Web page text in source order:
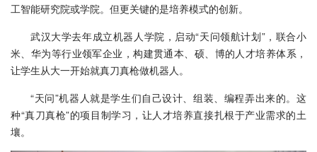
工智能研究院或学院。但更关键的是培养模式的创新。
武汉大学去年成立机器人学院，启动“天问领航计划”，联合小
米、华为等行业领军企业，构建贯通本、硕、博的人才培养体系，
让学生从大一开始就真刀真枪做机器人。
“天问”机器人就是学生们自己设计、组装、编程弄出来的。这
种“真刀真枪”的项目制学习，让人才培养直接扎根于产业需求的土
壤。